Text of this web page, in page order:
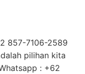
857-7106-2589
pilihan kita
: +62